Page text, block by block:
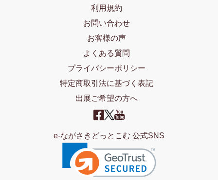
利用規約
お問い合わせ
お客様の声
よくある質問
プライバシーポリシー
特定商取引法に基づく表記
出展ご希望の方へ
e-ながさきどっとこむ 公式SNS